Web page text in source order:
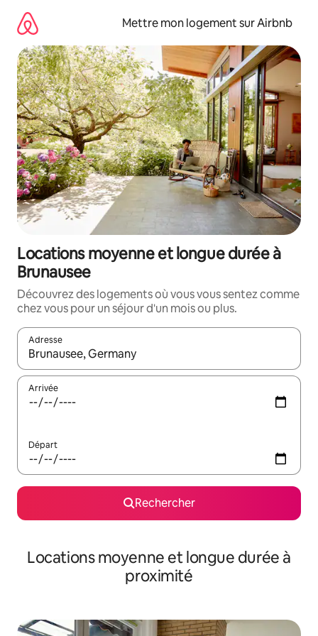
directement
contenu
Mettre mon logement sur Airbnb
Locations moyenne et longue durée à
Brunausee
Découvrez des logements où vous vous sentez comme
chez vous pour un séjour d'un mois ou plus.
Adresse
Lorsque les résultats s'affichent, utilisez les flèches vers le
Arrivée
Départ
Rechercher
Locations moyenne et longue durée à
proximité